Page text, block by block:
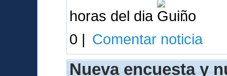
horas del dia
.
0 | Comentar noticia
Nueva encuesta y